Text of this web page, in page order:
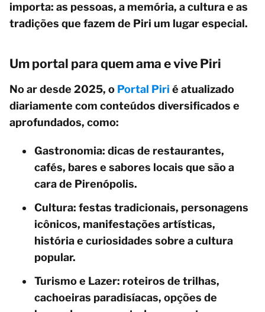
importa: as pessoas, a memória, a cultura e as
tradições que fazem de Piri um lugar especial.
Um portal para quem ama e vive Piri
No ar desde 2025, o Portal Piri é atualizado
diariamente com conteúdos diversificados e
aprofundados, como:
Gastronomia: dicas de restaurantes,
cafés, bares e sabores locais que são a
cara de Pirenópolis.
Cultura: festas tradicionais, personagens
icônicos, manifestações artísticas,
história e curiosidades sobre a cultura
popular.
Turismo e Lazer: roteiros de trilhas,
cachoeiras paradisíacas, opções de